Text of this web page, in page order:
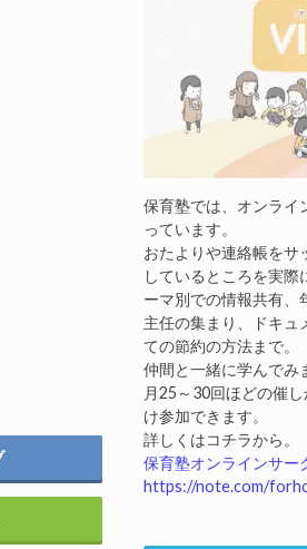
保育塾では、オンライ
っています。
おたよりや連絡帳をサ
しているところを実
ーマ別での情報共有、
主任の集まり、ドキュ
ての節約の方法まで。
仲間と一緒に学んでみ
月25～30回ほどの催
け参加できます。
詳しくはコチラから。
保育塾オンラインサー
https://note.com/